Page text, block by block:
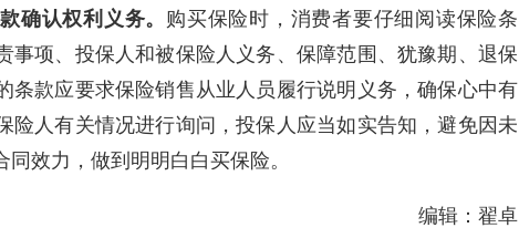
确认权利义务。 购买保险时，消费者要仔细阅读保险条
事项、投保人和被保险人义务、保障范围、犹豫期、退保
条款应要求保险销售从业人员履行说明义务，确保心中有
险人有关情况进行询问，投保人应当如实告知，避免因未
效力，做到明明白白买保险。
编辑：翟卓